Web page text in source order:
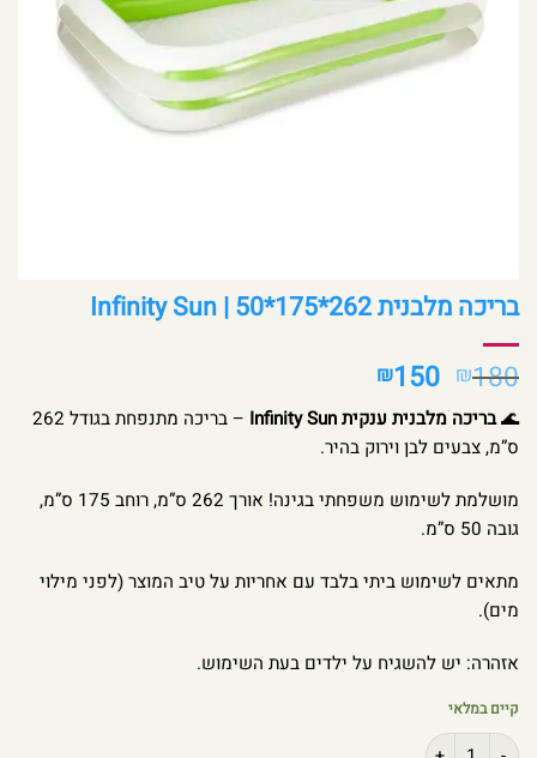
בריכה מלבנית 262*175*50 | Infinity Sun
₪180 המחיר
המקורי
היה:
₪180.
₪150 המחיר
הנוכחי
הוא:
₪150.
🌊בריכה מלבנית ענקית Infinity Sun
– בריכה מתנפחת בגודל 262
ס”מ, צבעים לבן וירוק בהיר.
מושלמת לשימוש משפחתי בגינה! אורך 262 ס”מ, רוחב 175 ס”מ,
גובה 50 ס”מ.
מתאים לשימוש ביתי בלבד עם אחריות על טיב המוצר (לפני מילוי
מים).
אזהרה: יש להשגיח על ילדים בעת השימוש.
קיים במלאי
כמות של בריכה מלבנית 262*175*50 | Infinity Sun